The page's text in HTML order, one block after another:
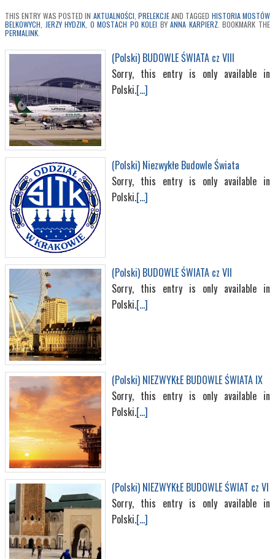
THIS ENTRY WAS POSTED IN AKTUALNOŚCI PRELEKCJEAND TAGGED HISTORIA MOSTÓW
BELKOWYCH JERZY HYDZIK O MOSTACH PO KOLEI BYANNA KARPIERZ. BOOKMARK THE
PERMALINK
(Polski) BUDOWLE ŚWIATA cz VIII
Sorry, this entry is only available in
Polski.[...]
(Polski) Niezwykłe Budowle Świata
Sorry, this entry is only available in
Polski.[...]
(Polski) BUDOWLE ŚWIATA cz VII
Sorry, this entry is only available in
Polski.[...]
(Polski) NIEZWYKŁE BUDOWLE ŚWIATA IX
Sorry, this entry is only available in
Polski.[...]
(Polski) NIEZWYKŁE BUDOWLE ŚWIAT cz VI
Sorry, this entry is only available in
Polski.[...]